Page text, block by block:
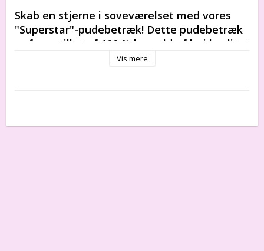
Skab en stjerne i soveværelset med vores
"Superstar"-pudebetræk! Dette pudebetræk
er fremstillet af 100 % bomuld af høj kvalitet
og måler 40 cm x 40 cm, hvilket giver den
en ægte superstjerne hver aften. Med vores
Vis mere